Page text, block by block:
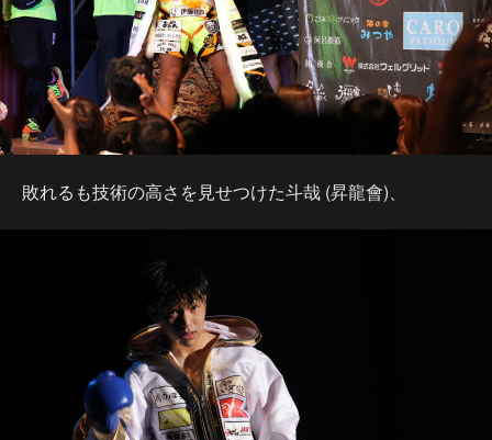
敗れるも技術の高さを見せつけた斗哉 (昇龍會)、